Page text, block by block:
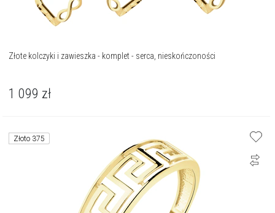
Złote kolczyki i zawieszka - komplet - serca, nieskończoności
1 099 zł
Złoto 375